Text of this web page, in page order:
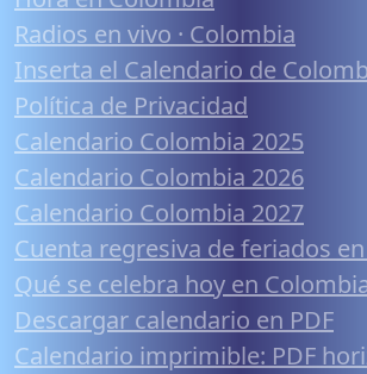
Radios en vivo · Colombia
Inserta el Calendario de
Política de Privacidad
Calendario Colombia 2025
Calendario Colombia 2026
Calendario Colombia 2027
Cuenta regresiva de feriados
Qué se celebra hoy en
Descargar calendario en PDF
Calendario imprimible: PDF